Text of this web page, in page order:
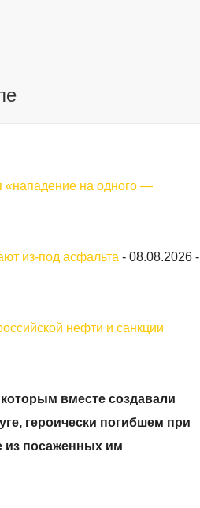
«нападение на одного —
из-под асфальта -08.08.2026 -
нефти и санкции
вместе создавали
героически погибшем при
из посаженных им